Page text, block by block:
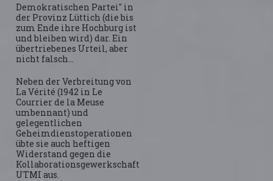
Demokratischen Partei" in
der Provinz Lüttich (die bis
zum Ende ihre Hochburg ist
und bleiben wird) dar. Ein
übertriebenes Urteil, aber
nicht falsch...
Neben der Verbreitung von
La Vérité (1942 in Le
Courrier de la Meuse
umbennant) und
gelegentlichen
Geheimdienstoperationen
übte sie auch heftigen
Widerstand gegen die
Kollaborationsgewerkschaft
UTMI aus.